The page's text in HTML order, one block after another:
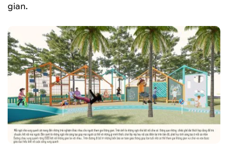
gian.